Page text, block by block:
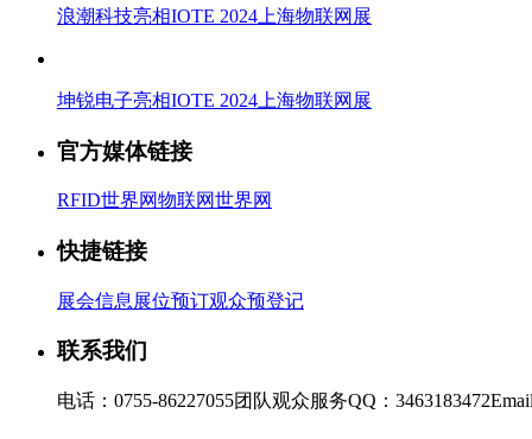
浪潮科技亮相IOTE 2024上海物联网展
坤锐电子亮相IOTE 2024上海物联网展
官方媒体链接
RFID世界网物联网世界网
快捷链接
展会信息 展位预订观众预登记
联系我们
电话：0755-86227055团队观众服务QQ：3463183472